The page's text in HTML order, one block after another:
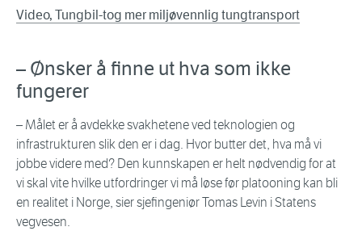
Video, Tungbil-tog mer miljøvennlig tungtransport
– Ønsker å finne ut hva som ikke
fungerer
– Målet er å avdekke svakhetene ved teknologien og
infrastrukturen slik den er i dag. Hvor butter det, hva må vi
jobbe videre med? Den kunnskapen er helt nødvendig for at
vi skal vite hvilke utfordringer vi må løse før platooning kan bli
en realitet i Norge, sier sjefingeniør Tomas Levin i Statens
vegvesen.